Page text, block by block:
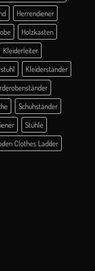
Herrendiener
Holzkasten
Kleiderleiter
Kleiderständer
Schuhständer
Stühle
Clothes Ladder